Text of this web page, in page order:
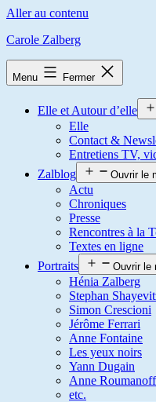
Aller au contenu
Carole Zalberg
Menu Fermer
Elle et Autour d’elle
Elle
Contact &
Entretiens TV,
Zalblog
Ouvrir le
Actu
Chroniques
Presse
Rencontres à la
Textes en ligne
Portraits
Ouvrir le
Hénia Zalberg
Stephan
Simon Crescioni
Jérôme Ferrari
Anne Fontaine
Les yeux noirs
Yann Dugain
Anne Roumanoff
etc.